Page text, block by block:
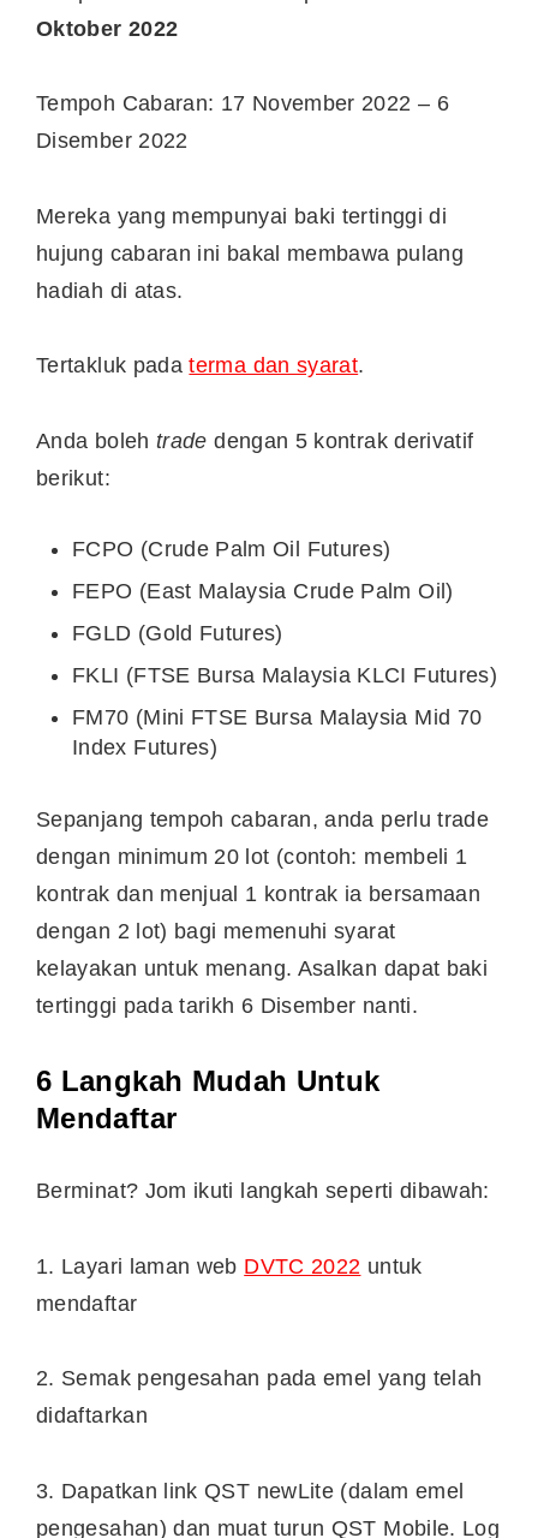
Oktober 2022
Tempoh Cabaran: 17 November 2022 – 6
Disember 2022
Mereka yang mempunyai baki tertinggi di
hujung cabaran ini bakal membawa pulang
hadiah di atas.
Tertakluk padaterma dan syarat.
Anda boleh tradedengan 5 kontrak derivatif
berikut:
FCPO (Crude Palm Oil Futures)
FEPO (East Malaysia Crude Palm Oil)
FGLD (Gold Futures)
FKLI (FTSE Bursa Malaysia KLCI Futures)
FM70 (Mini FTSE Bursa Malaysia Mid 70
Index Futures)
Sepanjang tempoh cabaran, anda perlu trade
dengan minimum 20 lot (contoh: membeli 1
kontrak dan menjual 1 kontrak ia bersamaan
dengan 2 lot) bagi memenuhi syarat
kelayakan untuk menang. Asalkan dapat baki
tertinggi pada tarikh 6 Disember nanti.
6 Langkah Mudah Untuk
Mendaftar
Berminat? Jom ikuti langkah seperti dibawah:
1. Layari laman web DVTC 2022 untuk
mendaftar
2. Semak pengesahan pada emel yang telah
didaftarkan
3. Dapatkan link QST newLite (dalam emel
pengesahan) dan muat turun QST Mobile. Log